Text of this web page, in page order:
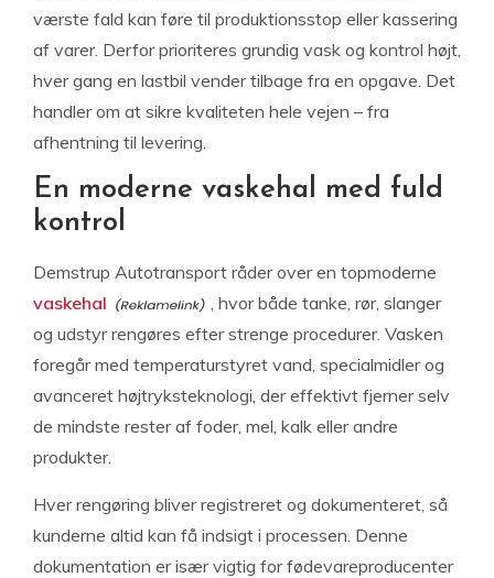
værste fald kan føre til produktionsstop eller kassering
af varer. Derfor prioriteres grundig vask og kontrol højt,
hver gang en lastbil vender tilbage fra en opgave. Det
handler om at sikre kvaliteten hele vejen – fra
afhentning til levering.
En moderne vaskehal med fuld
kontrol
Demstrup Autotransport råder over en topmoderne
vaskehal
, hvor både tanke, rør, slanger
og udstyr rengøres efter strenge procedurer. Vasken
foregår med temperaturstyret vand, specialmidler og
avanceret højtryksteknologi, der effektivt fjerner selv
de mindste rester af foder, mel, kalk eller andre
produkter.
Hver rengøring bliver registreret og dokumenteret, så
kunderne altid kan få indsigt i processen. Denne
dokumentation er især vigtig for fødevareproducenter